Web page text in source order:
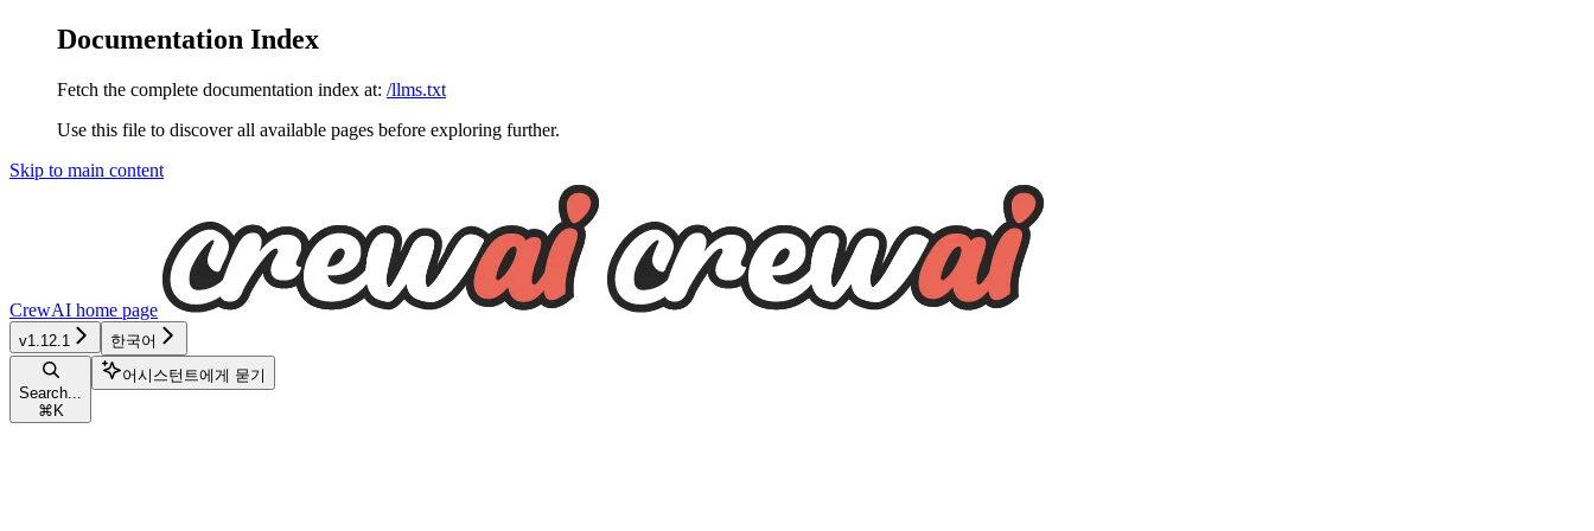
Documentation Index
Fetch the complete documentation index at: /llms.txt
Use this file to discover all available pages before exploring further.
Skip to main content
CrewAI home page
v1.12.1 한국어
Search...
⌘ K
어시스턴트에게 묻기